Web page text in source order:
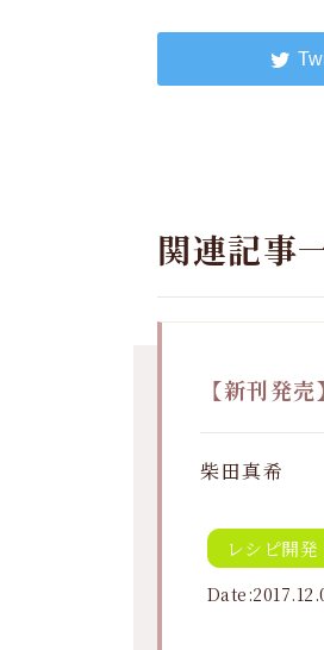
関連記事
【新刊発
柴田真希
レシピ開